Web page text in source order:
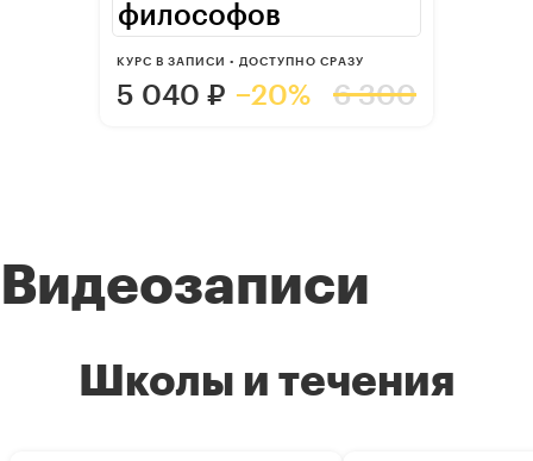
философов
КУРС В ЗАПИСИ • ДОСТУПНО СРАЗУ
5 040 ₽ −20% 6 300
Видеозаписи
Школы и течения